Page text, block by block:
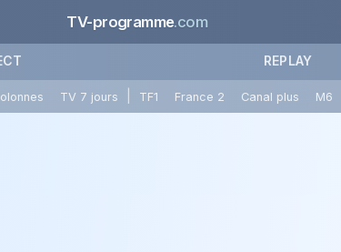
TV-programme.com
REPLAY
TV 7 jours TF1 France 2 Canal plus M6